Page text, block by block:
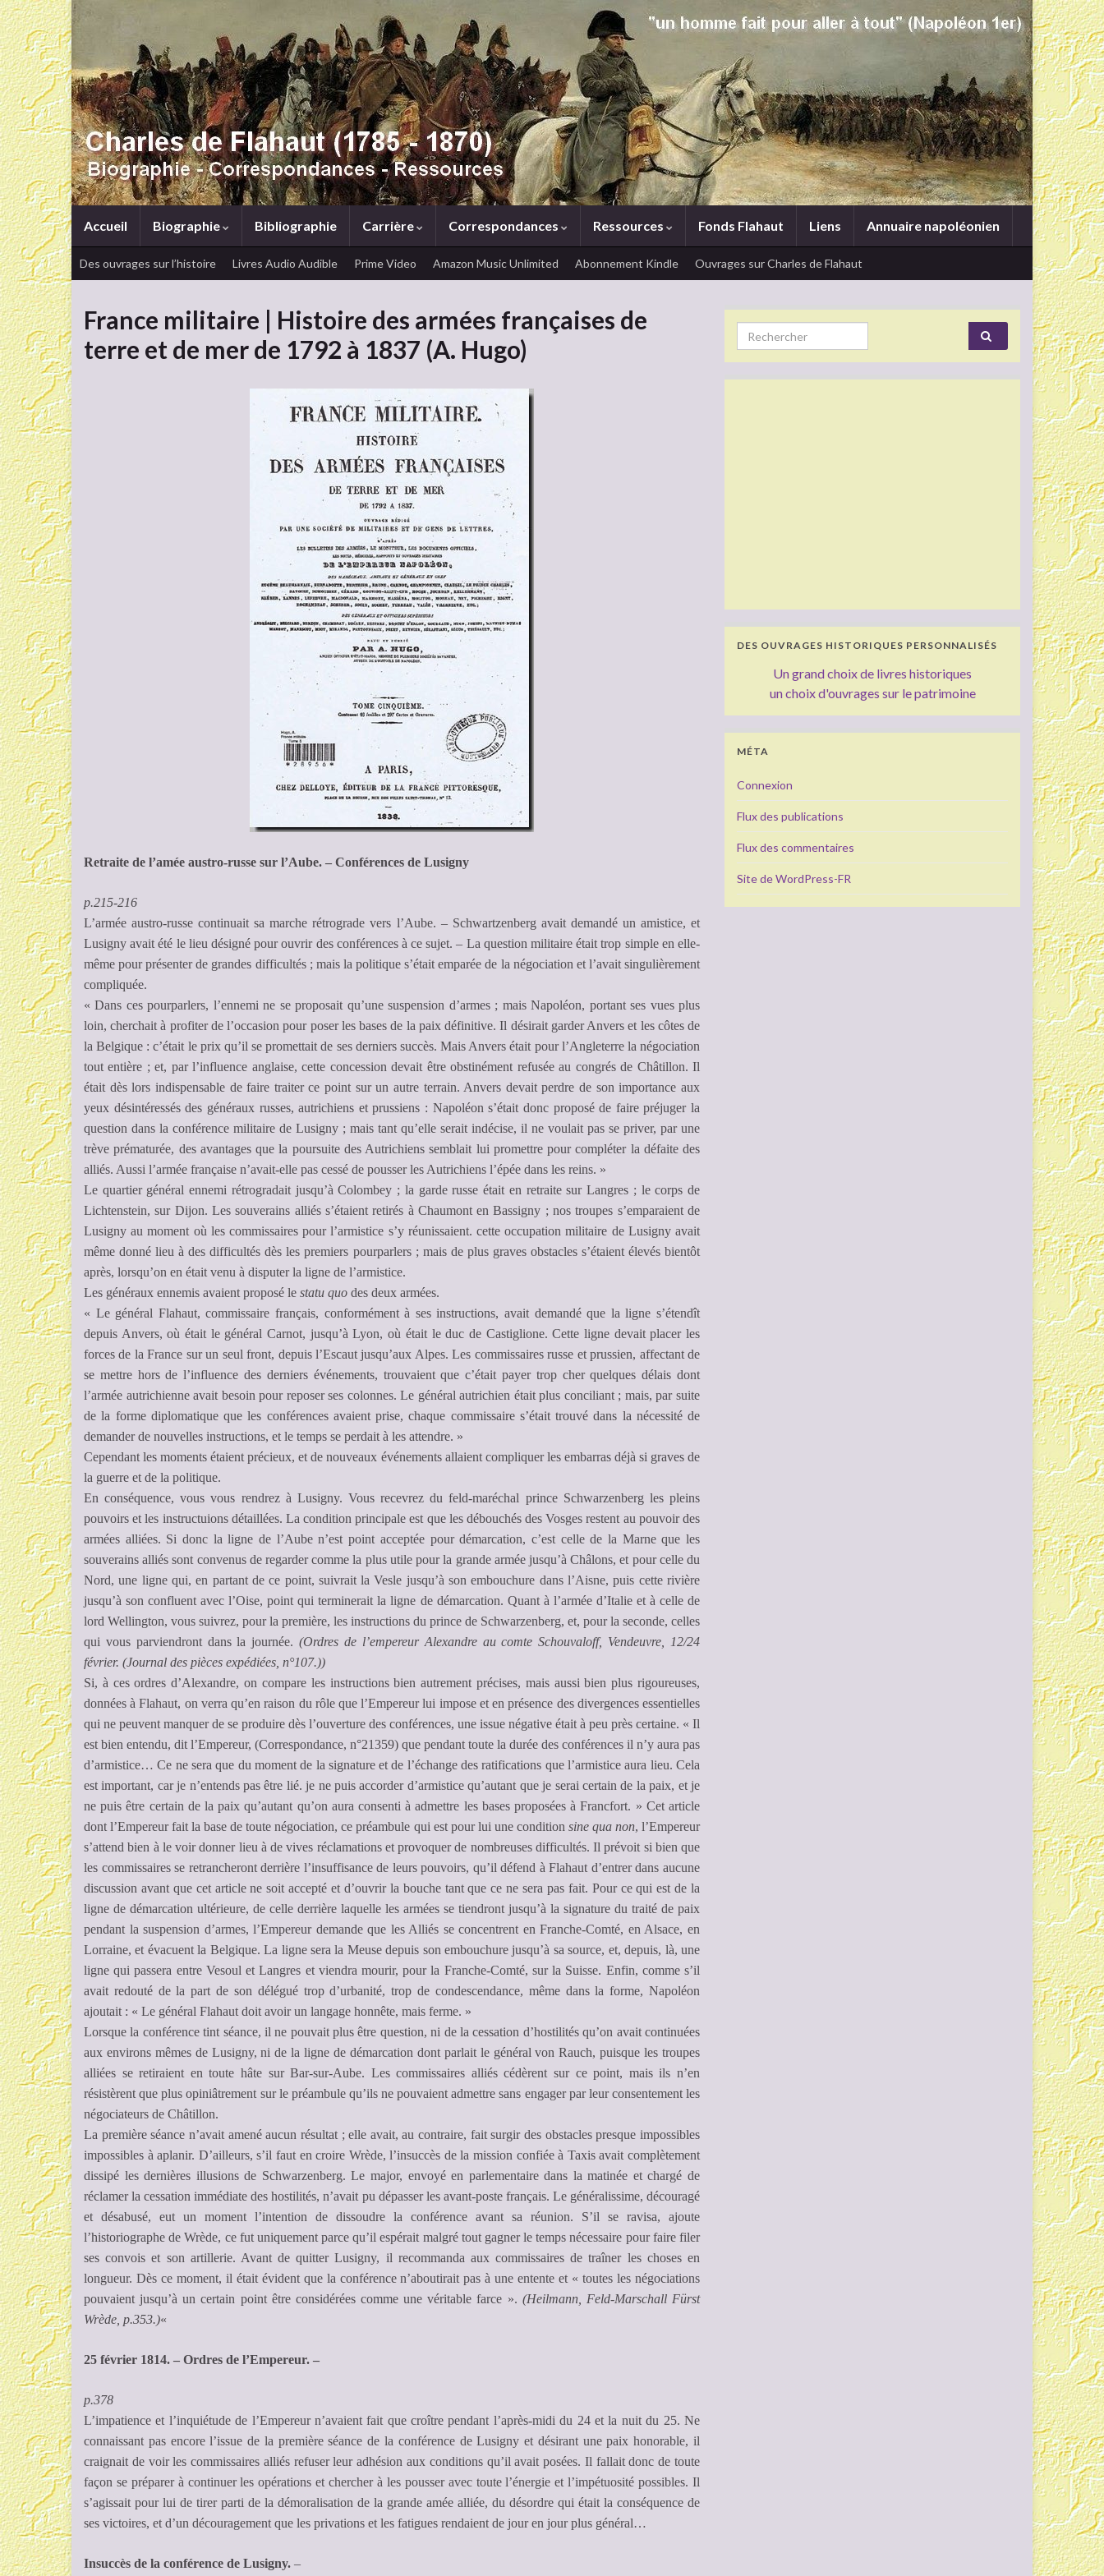
Accueil Biographie Bibliographie Carrière Correspondances Ressources Fonds Flahaut Liens Annuaire napoléonien
Des ouvrages sur l’histoire Livres Audio Audible Prime Video Amazon Music Unlimited Abonnement Kindle Ouvrages sur Charles de Flahaut
France militaire | Histoire des armées françaises de
terre et de mer de 1792 à 1837 (A. Hugo)
Retraite de l’amée austro-russe sur l’Aube. – Conférences de Lusigny
p.215-216
L’armée austro-russe continuait sa marche rétrograde vers l’Aube. – Schwartzenberg avait demandé un amistice, et
Lusigny avait été le lieu désigné pour ouvrir des conférences à ce sujet. – La question militaire était trop simple en elle-
même pour présenter de grandes difficultés ; mais la politique s’était emparée de la négociation et l’avait singulièrement
compliquée.
« Dans ces pourparlers, l’ennemi ne se proposait qu’une suspension d’armes ; mais Napoléon, portant ses vues plus
loin, cherchait à profiter de l’occasion pour poser les bases de la paix définitive. Il désirait garder Anvers et les côtes de
la Belgique : c’était le prix qu’il se promettait de ses derniers succès. Mais Anvers était pour l’Angleterre la négociation
tout entière ; et, par l’influence anglaise, cette concession devait être obstinément refusée au congrés de Châtillon. Il
était dès lors indispensable de faire traiter ce point sur un autre terrain. Anvers devait perdre de son importance aux
yeux désintéressés des généraux russes, autrichiens et prussiens : Napoléon s’était donc proposé de faire préjuger la
question dans la conférence militaire de Lusigny ; mais tant qu’elle serait indécise, il ne voulait pas se priver, par une
trève prématurée, des avantages que la poursuite des Autrichiens semblait lui promettre pour compléter la défaite des
alliés. Aussi l’armée française n’avait-elle pas cessé de pousser les Autrichiens l’épée dans les reins. »
Le quartier général ennemi rétrogradait jusqu’à Colombey ; la garde russe était en retraite sur Langres ; le corps de
Lichtenstein, sur Dijon. Les souverains alliés s’étaient retirés à Chaumont en Bassigny ; nos troupes s’emparaient de
Lusigny au moment où les commissaires pour l’armistice s’y réunissaient. cette occupation militaire de Lusigny avait
même donné lieu à des difficultés dès les premiers pourparlers ; mais de plus graves obstacles s’étaient élevés bientôt
après, lorsqu’on en était venu à disputer la ligne de l’armistice.
Les généraux ennemis avaient proposé le statu quo des deux armées.
« Le général Flahaut, commissaire français, conformément à ses instructions, avait demandé que la ligne s’étendît
depuis Anvers, où était le général Carnot, jusqu’à Lyon, où était le duc de Castiglione. Cette ligne devait placer les
forces de la France sur un seul front, depuis l’Escaut jusqu’aux Alpes. Les commissaires russe et prussien, affectant de
se mettre hors de l’influence des derniers événements, trouvaient que c’était payer trop cher quelques délais dont
l’armée autrichienne avait besoin pour reposer ses colonnes. Le général autrichien était plus conciliant ; mais, par suite
de la forme diplomatique que les conférences avaient prise, chaque commissaire s’était trouvé dans la nécessité de
demander de nouvelles instructions, et le temps se perdait à les attendre. »
Cependant les moments étaient précieux, et de nouveaux événements allaient compliquer les embarras déjà si graves de
la guerre et de la politique.
En conséquence, vous vous rendrez à Lusigny. Vous recevrez du feld-maréchal prince Schwarzenberg les pleins
pouvoirs et les instructuions détaillées. La condition principale est que les débouchés des Vosges restent au pouvoir des
armées alliées. Si donc la ligne de l’Aube n’est point acceptée pour démarcation, c’est celle de la Marne que les
souverains alliés sont convenus de regarder comme la plus utile pour la grande armée jusqu’à Châlons, et pour celle du
Nord, une ligne qui, en partant de ce point, suivrait la Vesle jusqu’à son embouchure dans l’Aisne, puis cette rivière
jusqu’à son confluent avec l’Oise, point qui terminerait la ligne de démarcation. Quant à l’armée d’Italie et à celle de
lord Wellington, vous suivrez, pour la première, les instructions du prince de Schwarzenberg, et, pour la seconde, celles
qui vous parviendront dans la journée.(Ordres de l’empereur Alexandre au comte Schouvaloff, Vendeuvre, 12/24
février. (Journal des pièces expédiées, n°107.))
Si, à ces ordres d’Alexandre, on compare les instructions bien autrement précises, mais aussi bien plus rigoureuses,
données à Flahaut, on verra qu’en raison du rôle que l’Empereur lui impose et en présence des divergences essentielles
qui ne peuvent manquer de se produire dès l’ouverture des conférences, une issue négative était à peu près certaine. « Il
est bien entendu, dit l’Empereur, (Correspondance, n°21359) que pendant toute la durée des conférences il n’y aura pas
d’armistice… Ce ne sera que du moment de la signature et de l’échange des ratifications que l’armistice aura lieu. Cela
est important, car je n’entends pas être lié. je ne puis accorder d’armistice qu’autant que je serai certain de la paix, et je
ne puis être certain de la paix qu’autant qu’on aura consenti à admettre les bases proposées à Francfort. » Cet article
dont l’Empereur fait la base de toute négociation, ce préambule qui est pour lui une condition sine qua non, l’Empereur
s’attend bien à le voir donner lieu à de vives réclamations et provoquer de nombreuses difficultés. Il prévoit si bien que
les commissaires se retrancheront derrière l’insuffisance de leurs pouvoirs, qu’il défend à Flahaut d’entrer dans aucune
discussion avant que cet article ne soit accepté et d’ouvrir la bouche tant que ce ne sera pas fait. Pour ce qui est de la
ligne de démarcation ultérieure, de celle derrière laquelle les armées se tiendront jusqu’à la signature du traité de paix
pendant la suspension d’armes, l’Empereur demande que les Alliés se concentrent en Franche-Comté, en Alsace, en
Lorraine, et évacuent la Belgique. La ligne sera la Meuse depuis son embouchure jusqu’à sa source, et, depuis, là, une
ligne qui passera entre Vesoul et Langres et viendra mourir, pour la Franche-Comté, sur la Suisse. Enfin, comme s’il
avait redouté de la part de son délégué trop d’urbanité, trop de condescendance, même dans la forme, Napoléon
ajoutait : « Le général Flahaut doit avoir un langage honnête, mais ferme. »
Lorsque la conférence tint séance, il ne pouvait plus être question, ni de la cessation d’hostilités qu’on avait continuées
aux environs mêmes de Lusigny, ni de la ligne de démarcation dont parlait le général von Rauch, puisque les troupes
alliées se retiraient en toute hâte sur Bar-sur-Aube. Les commissaires alliés cédèrent sur ce point, mais ils n’en
résistèrent que plus opiniâtrement sur le préambule qu’ils ne pouvaient admettre sans engager par leur consentement les
négociateurs de Châtillon.
La première séance n’avait amené aucun résultat ; elle avait, au contraire, fait surgir des obstacles presque impossibles
impossibles à aplanir. D’ailleurs, s’il faut en croire Wrède, l’insuccès de la mission confiée à Taxis avait complètement
dissipé les dernières illusions de Schwarzenberg. Le major, envoyé en parlementaire dans la matinée et chargé de
réclamer la cessation immédiate des hostilités, n’avait pu dépasser les avant-poste français. Le généralissime, découragé
et désabusé, eut un moment l’intention de dissoudre la conférence avant sa réunion. S’il se ravisa, ajoute
l’historiographe de Wrède, ce fut uniquement parce qu’il espérait malgré tout gagner le temps nécessaire pour faire filer
ses convois et son artillerie. Avant de quitter Lusigny, il recommanda aux commissaires de traîner les choses en
longueur. Dès ce moment, il était évident que la conférence n’aboutirait pas à une entente et « toutes les négociations
pouvaient jusqu’à un certain point être considérées comme une véritable farce ». (Heilmann, Feld-Marschall Fürst
Wrède, p.353.)«
25 février 1814. – Ordres de l’Empereur. –
p.378
L’impatience et l’inquiétude de l’Empereur n’avaient fait que croître pendant l’après-midi du 24 et la nuit du 25. Ne
connaissant pas encore l’issue de la première séance de la conférence de Lusigny et désirant une paix honorable, il
craignait de voir les commissaires alliés refuser leur adhésion aux conditions qu’il avait posées. Il fallait donc de toute
façon se préparer à continuer les opérations et chercher à les pousser avec toute l’énergie et l’impétuosité possibles. Il
s’agissait pour lui de tirer parti de la démoralisation de la grande amée alliée, du désordre qui était la conséquence de
ses victoires, et d’un découragement que les privations et les fatigues rendaient de jour en jour plus général…
Insuccès de la conférence de Lusigny. –
Search for:
DES OUVRAGES HISTORIQUES PERSONNALISÉS
Un grand choix de livres historiques
un choix d'ouvrages sur le patrimoine
MÉTA
Connexion
Flux des publications
Flux des commentaires
Site de WordPress-FR